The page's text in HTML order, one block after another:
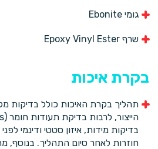
גומי Ebonite
שרף Epoxy Vinyl Ester
בקרת איכות
תהליך בקרת האיכות כולל בדיקות
בדיקות מידות, איזון סטטי ודינמי